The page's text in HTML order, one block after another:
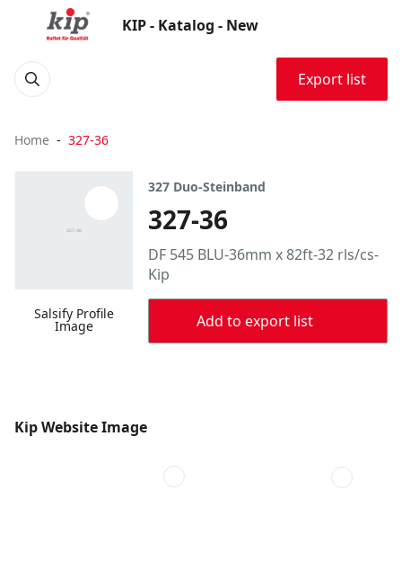
KIP - Katalog - New
Export list
Home 327-36
Salsify Profile
Image
327 Duo-Steinband
327-36
DF 545 BLU-36mm x 82ft-32 rls/cs-
Kip
Add to export list
Kip Website Image